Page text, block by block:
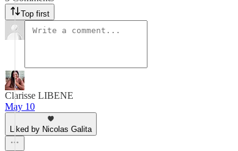
Top first
Clarisse LIBENE
May 10
Liked by Nicolas Galita